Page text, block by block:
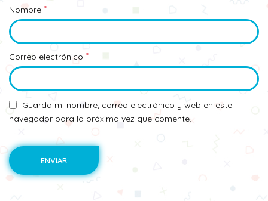
Nombre *
Correo electrónico *
Guarda mi nombre, correo electrónico y web en este
navegador para la próxima vez que comente.